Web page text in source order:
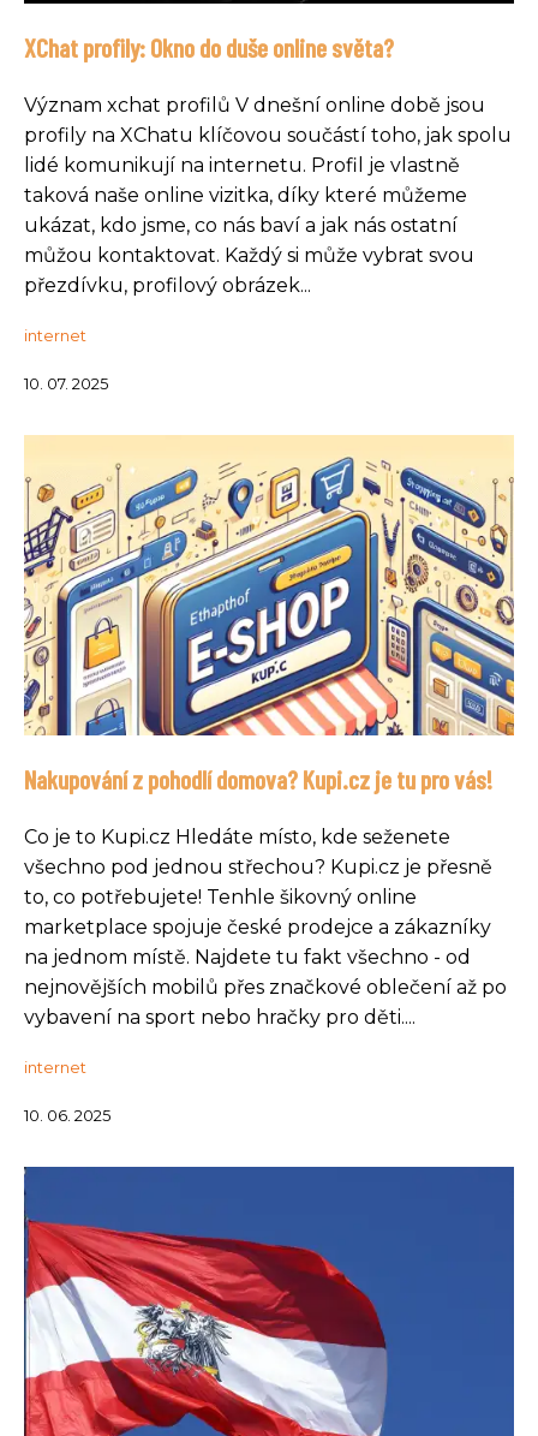
XChat profily: Okno do duše online světa?
Význam xchat profilů V dnešní online době jsou
profily na XChatu klíčovou součástí toho, jak spolu
lidé komunikují na internetu. Profil je vlastně
taková naše online vizitka, díky které můžeme
ukázat, kdo jsme, co nás baví a jak nás ostatní
můžou kontaktovat. Každý si může vybrat svou
přezdívku, profilový obrázek...
internet
10. 07. 2025
Nakupování z pohodlí domova? Kupi.cz je tu pro vás!
Co je to Kupi.cz Hledáte místo, kde seženete
všechno pod jednou střechou? Kupi.cz je přesně
to, co potřebujete! Tenhle šikovný online
marketplace spojuje české prodejce a zákazníky
na jednom místě. Najdete tu fakt všechno - od
nejnovějších mobilů přes značkové oblečení až po
vybavení na sport nebo hračky pro děti....
internet
10. 06. 2025